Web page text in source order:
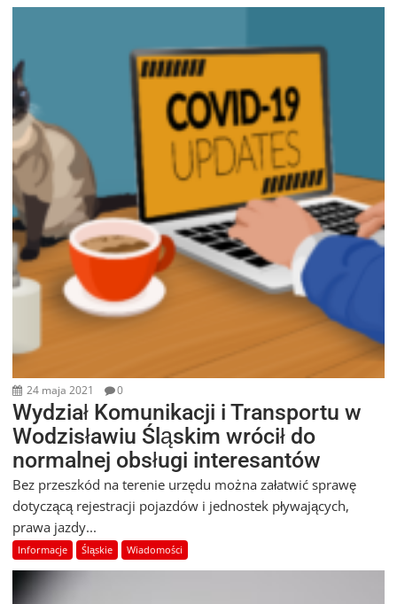
24 maja 2021 0
Wydział Komunikacji i Transportu w
Wodzisławiu Śląskim wrócił do
normalnej obsługi interesantów
Bez przeszkód na terenie urzędu można załatwić sprawę
dotyczącą rejestracji pojazdów i jednostek pływających,
prawa jazdy...
Informacje Śląskie Wiadomości